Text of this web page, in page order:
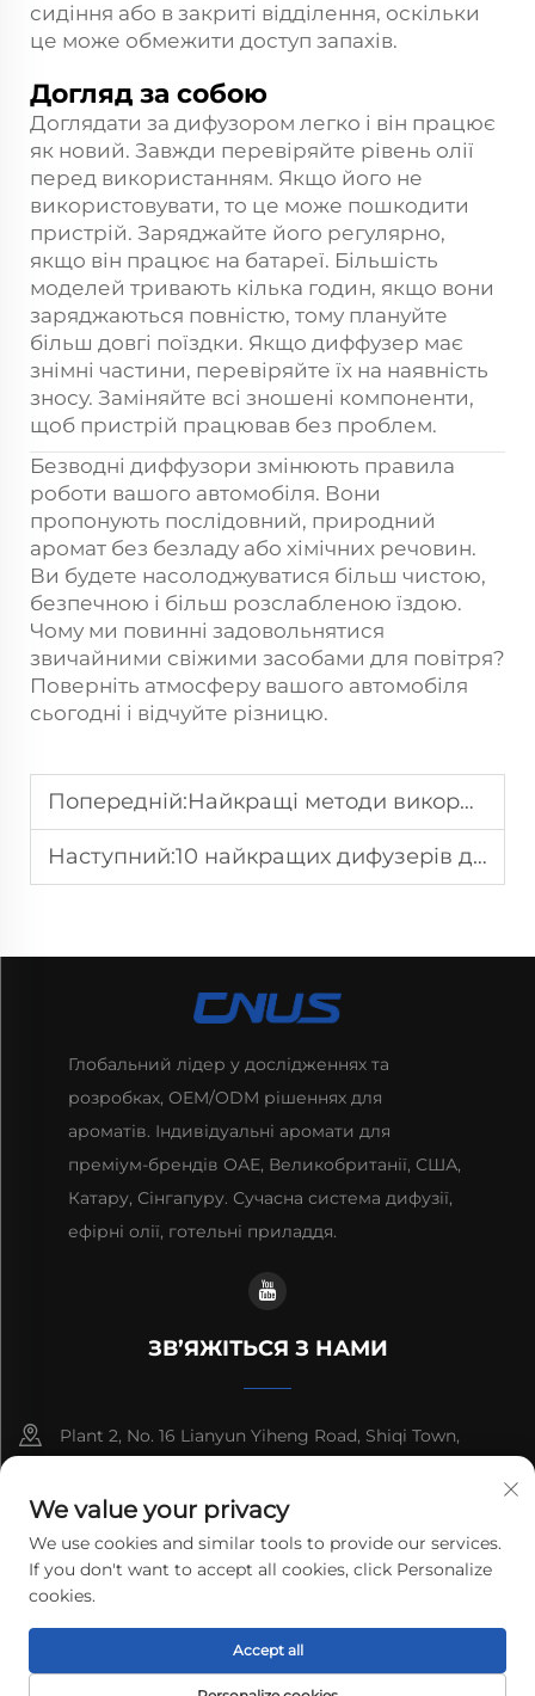
сидіння або в закриті відділення, оскільки
це може обмежити доступ запахів.
Догляд за собою
Доглядати за дифузором легко і він працює
як новий. Завжди перевіряйте рівень олії
перед використанням. Якщо його не
використовувати, то це може пошкодити
пристрій. Заряджайте його регулярно,
якщо він працює на батареї. Більшість
моделей тривають кілька годин, якщо вони
заряджаються повністю, тому плануйте
більш довгі поїздки. Якщо диффузер має
знімні частини, перевіряйте їх на наявність
зносу. Заміняйте всі зношені компоненти,
щоб пристрій працював без проблем.
Безводні диффузори змінюють правила
роботи вашого автомобіля. Вони
пропонують послідовний, природний
аромат без безладу або хімічних речовин.
Ви будете насолоджуватися більш чистою,
безпечною і більш розслабленою їздою.
Чому ми повинні задовольнятися
звичайними свіжими засобами для повітря?
Поверніть атмосферу вашого автомобіля
сьогодні і відчуйте різницю.
Попередній:Найкращі методи використання диффузерів: покращить атмосферу вдома
Наступний:10 найкращих дифузерів для вашого будинку: покращить житловий простір ідеальним ароматом
Глобальний лідер у дослідженнях та
розробках, OEM/ODM рішеннях для
ароматів. Індивідуальні аромати для
преміум-брендів ОАЕ, Великобританії, США,
Катару, Сінгапуру. Сучасна система дифузії,
ефірні олії, готельні приладдя.
ЗВ’ЯЖІТЬСЯ З НАМИ
Plant 2, No. 16 Lianyun Yiheng Road, Shiqi Town,
+86-13192436782
[email protected]
Copyright © 2025 cnus tech (guangdong) co.,ltd. All rights
reserved. Політика конфіденційності
We value your privacy
We use cookies and similar tools to provide our services.
If you don't want to accept all cookies, click Personalize
cookies.
Accept all